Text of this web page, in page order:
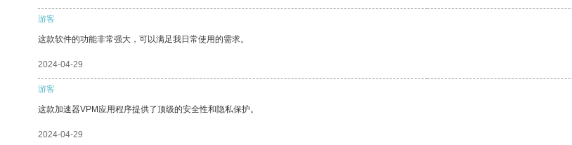
游客
这款软件的功能非常强大，可以满足我日常使用的需求。
2024-04-29
游客
这款加速器VPM应用程序提供了顶级的安全性和隐私保护。
2024-04-29